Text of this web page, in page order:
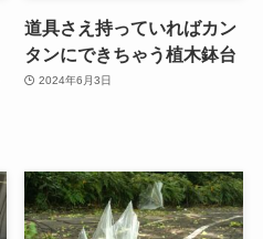
道具さえ持っていればカン
タンにできちゃう植木鉢台
2024年6月3日